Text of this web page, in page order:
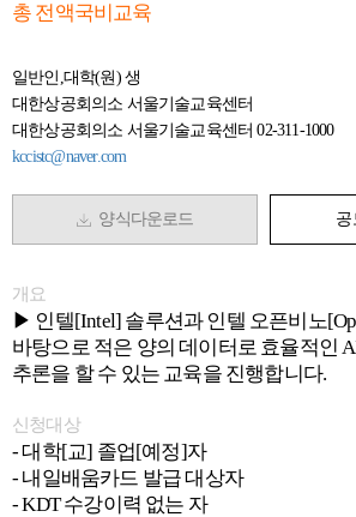
총 전액국비교육
일반인,대학(원) 생
대한상공회의소 서울기술교육센터
대한상공회의소 서울기술교육센터 02-311-1000
kccistc@naver.com
양식다운로드 공
개요
▶ 인텔[Intel] 솔루션과 인텔 오픈비노
바탕으로 적은 양의 데이터로 효율적인
추론을 할 수 있는 교육을 진행합니다.
신청대상
- 대학[교] 졸업[예정]자
- 내일배움카드 발급 대상자
- KDT 수강이력 없는 자